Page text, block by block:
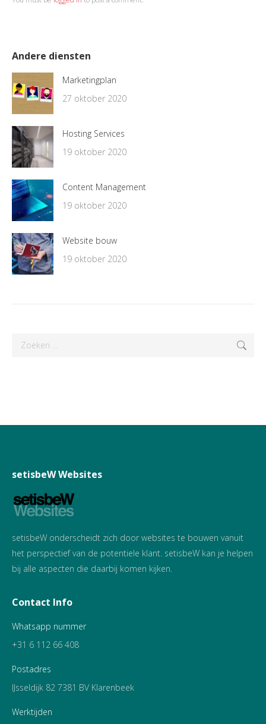
Andere diensten
Marketingplan
27 oktober 2020
Hosting Services
19 oktober 2020
Content Management
19 oktober 2020
Website bouw
19 oktober 2020
Search:
setisbeW Websites
setisbeW onderscheidt zich door websites te bouwen vanuit
het perspectief van de potentiele klant. setisbeW kan je helpen
bij alle aspecten die daarbij komen kijken.
Contact Info
Whatsapp nummer
+31 6 112 66 408
Postadres
IJsseldijk 82 7381 BV Klarenbeek
Werktijden